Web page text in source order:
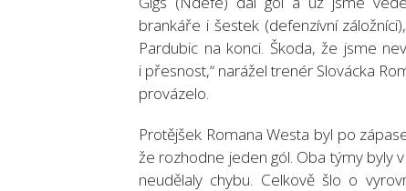
brankáře i šestek (defenzívní
Pardubic na konci. Škoda, že jsme
i přesnost,“ narážel trenér Slovácka
provázelo.
Protějšek Romana Westa byl po
že rozhodne jeden gól. Oba týmy byly
neudělaly chybu. Celkově šlo o